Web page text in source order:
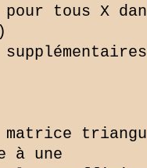
tous X
matrice
à une